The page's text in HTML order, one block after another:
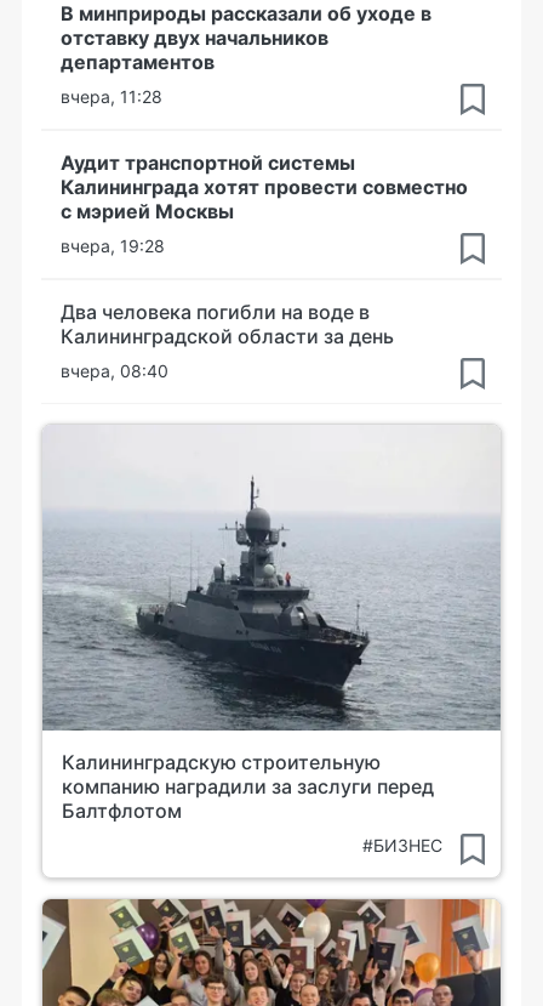
В минприроды рассказали об уходе в
отставку двух начальников
департаментов
вчера, 11:28
Аудит транспортной системы
Калининграда хотят провести совместно
с мэрией Москвы
вчера, 19:28
Два человека погибли на воде в
Калининградской области за день
вчера, 08:40
Калининградскую строительную
компанию наградили за заслуги перед
Балтфлотом
#БИЗНЕС